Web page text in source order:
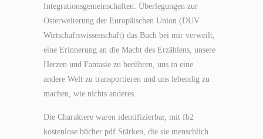
Integrationsgemeinschaften: Überlegungen zur
Osterweiterung der Europäischen Union (DUV
Wirtschaftswissenschaft) das Buch bei mir verweilt,
eine Erinnerung an die Macht des Erzählens, unsere
Herzen und Fantasie zu berühren, uns in eine
andere Welt zu transportieren und uns lebendig zu
machen, wie nichts anderes.
Die Charaktere waren identifizierbar, mit fb2
kostenlose bücher pdf Stärken, die sie menschlich